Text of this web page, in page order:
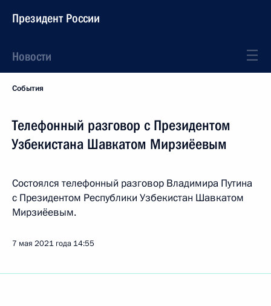
Президент России
Новости
События
Телефонный разговор с Президентом
Узбекистана Шавкатом Мирзиёевым
Состоялся телефонный разговор Владимира Путина
с Президентом Республики Узбекистан Шавкатом
Мирзиёевым.
7 мая 2021 года 14:55